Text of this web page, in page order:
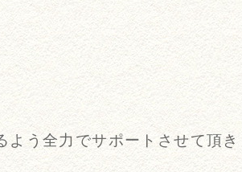
う全力でサポートさせて頂き